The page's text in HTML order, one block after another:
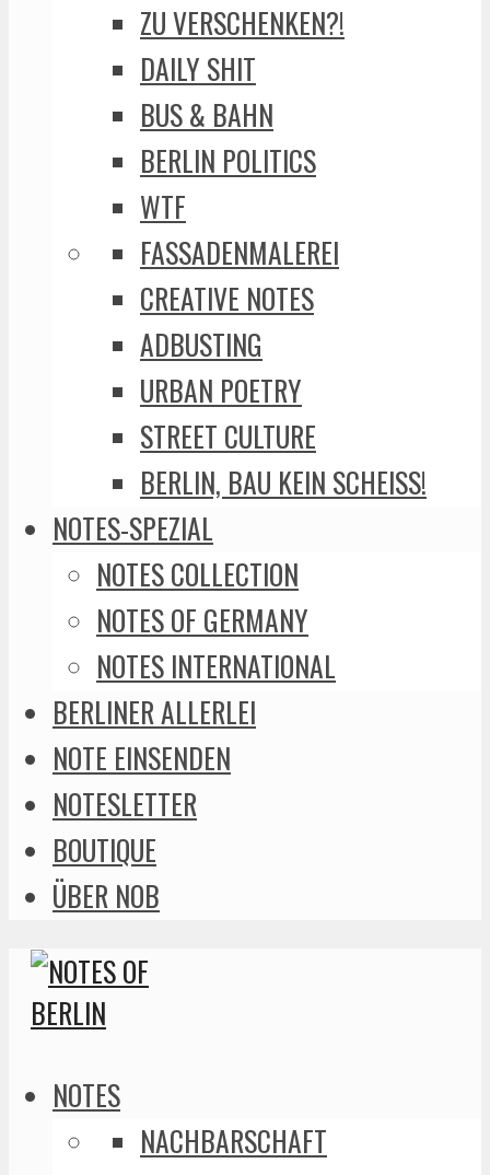
ZU VERSCHENKEN?!
DAILY SHIT
BUS & BAHN
BERLIN POLITICS
WTF
FASSADENMALEREI
CREATIVE NOTES
ADBUSTING
URBAN POETRY
STREET CULTURE
BERLIN, BAU KEIN SCHEISS!
NOTES-SPEZIAL
NOTES COLLECTION
NOTES OF GERMANY
NOTES INTERNATIONAL
BERLINER ALLERLEI
NOTE EINSENDEN
NOTESLETTER
BOUTIQUE
ÜBER NOB
NOTES
NACHBARSCHAFT